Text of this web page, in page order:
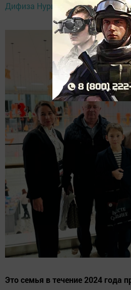
Дифиза Нуриева, 11 ноября
Это семья в течение 2024 года